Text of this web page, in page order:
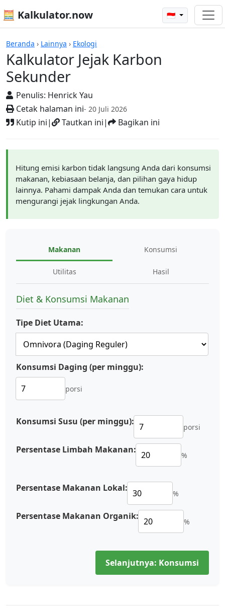
🧮 Kalkulator.now 🇮🇩
Beranda › Lainnya › Ekologi
Kalkulator Jejak Karbon
Sekunder
Penulis: Henrick Yau
Cetak halaman ini- 20 Juli 2026
Kutip ini| Tautkan ini| Bagikan ini
Kalkulator-kalkulator
Hitung emisi karbon tidak langsung Anda dari konsumsi
makanan, kebiasaan belanja, dan pilihan gaya hidup
lainnya. Pahami dampak Anda dan temukan cara untuk
mengurangi jejak lingkungan Anda.
Makanan Konsumsi
Utilitas Hasil
Diet & Konsumsi Makanan
Tipe Diet Utama:
Konsumsi Daging (per minggu):
porsi
Konsumsi Susu (per minggu): porsi
Persentase Limbah Makanan: %
Persentase Makanan Lokal: %
Persentase Makanan Organik: %
Selanjutnya: Konsumsi